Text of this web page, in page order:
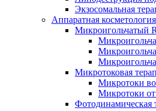
Экзосомальная
Аппаратная косметология
Микроигольчатый
Микротоковая
Микротоки
Микротоки от